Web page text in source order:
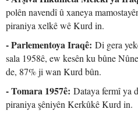
polên navendî û xaneya
piraniya xelkê wê Kurd in.
- Parlementoya Iraqê: Di gera
sala 1958ê, ew kesên ku bûne
de, 87% ji wan Kurd bûn.
- Tomara 1957ê: Dataya fermî ya
piraniya şêniyên Kerkûkê Kurd in.